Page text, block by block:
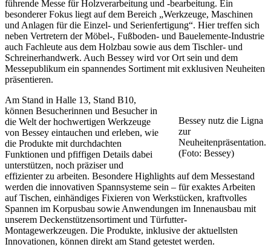
führende Messe für Holzverarbeitung und -bearbeitung. Ein
besonderer Fokus liegt auf dem Bereich „Werkzeuge, Maschinen
und Anlagen für die Einzel- und Serienfertigung“. Hier treffen sich
neben Vertretern der Möbel-, Fußboden- und Bauelemente-Industrie
auch Fachleute aus dem Holzbau sowie aus dem Tischler- und
Schreinerhandwerk. Auch Bessey wird vor Ort sein und dem
Messepublikum ein spannendes Sortiment mit exklusiven Neuheiten
präsentieren.
Bessey nutz die Ligna
zur
Neuheitenpräsentation.
(Foto: Bessey)
Am Stand in Halle 13, Stand B10,
können Besucherinnen und Besucher in
die Welt der hochwertigen Werkzeuge
von Bessey eintauchen und erleben, wie
die Produkte mit durchdachten
Funktionen und pfiffigen Details dabei
unterstützen, noch präziser und
effizienter zu arbeiten. Besondere Highlights auf dem Messestand
werden die innovativen Spannsysteme sein – für exaktes Arbeiten
auf Tischen, einhändiges Fixieren von Werkstücken, kraftvolles
Spannen im Korpusbau sowie Anwendungen im Innenausbau mit
unserem Deckenstützensortiment und Türfutter-
Montagewerkzeugen. Die Produkte, inklusive der aktuellsten
Innovationen, können direkt am Stand getestet werden.